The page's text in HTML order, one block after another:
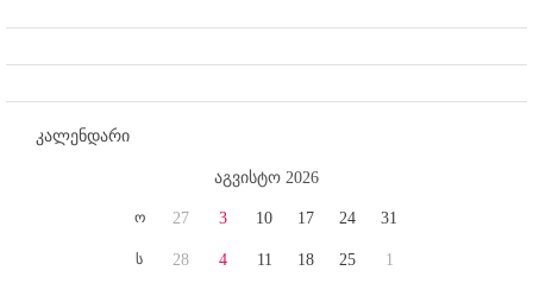
კალენდარი
აგვისტო 2026
ო
ს
27
28
3
4
10
11
17
18
24
25
31
1